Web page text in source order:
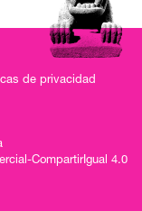
de privacidad
CompartirIgual 4.0